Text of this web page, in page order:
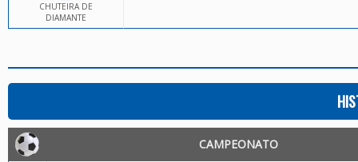
CHUTEIRA DE
DIAMANTE
CAMPEONATO